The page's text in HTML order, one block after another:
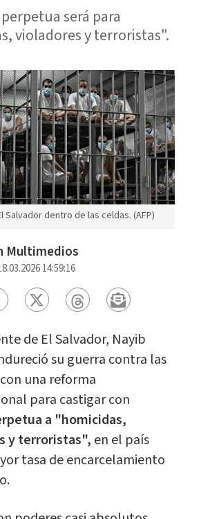
será para
violadores y terroristas".
Salvador dentro de las celdas. (AFP)
Multimedios
14:59:16
de El Salvador, Nayib
su guerra contra las
una reforma
para castigar con
a "homicidas,
y terroristas", en el país
tasa de encarcelamiento